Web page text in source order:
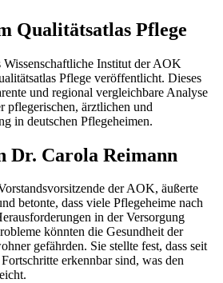
Qualitätsatlas Pflege
Institut der AOK
Pflege veröffentlicht. Dieses
und regional vergleichbare Analyse
pflegerischen, ärztlichen und
in deutschen Pflegeheimen.
Dr. Carola Reimann
der AOK, äußerte
betonte, dass viele Pflegeheime nach
in der Versorgung
könnten die Gesundheit der
gefährden. Sie stellte fest, dass seit
erkennbar sind, was den